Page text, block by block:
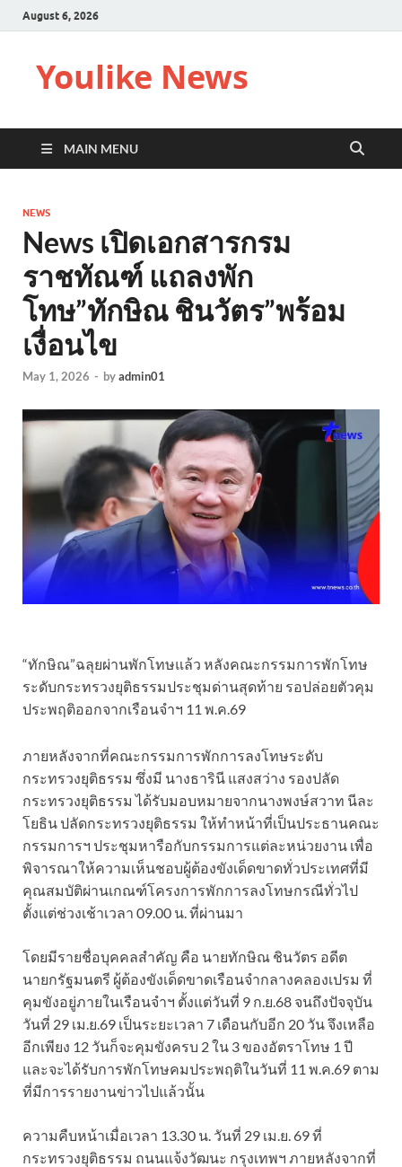
August 6, 2026
Youlike News
MAIN MENU
NEWS
News เปิดเอกสารกรม
ราชทัณฑ์ แถลงพัก
โทษ”ทักษิณ ชินวัตร”พร้อม
เงื่อนไข
May 1, 2026 - byadmin01
“ทักษิณ”ฉลุยผ่านพักโทษแล้ว หลังคณะกรรมการพักโทษ
ระดับกระทรวงยุติธรรมประชุมด่านสุดท้าย รอปล่อยตัวคุม
ประพฤติออกจากเรือนจำฯ 11 พ.ค.69
ภายหลังจากที่คณะกรรมการพักการลงโทษระดับ
กระทรวงยุติธรรม ซึ่งมี นางธารินี แสงสว่าง รองปลัด
กระทรวงยุติธรรม ได้รับมอบหมายจากนางพงษ์สวาท นีละ
โยธิน ปลัดกระทรวงยุติธรรม ให้ทำหน้าที่เป็นประธานคณะ
กรรมการฯ ประชุมหารือกับกรรมการแต่ละหน่วยงาน เพื่อ
พิจารณาให้ความเห็นชอบผู้ต้องขังเด็ดขาดทั่วประเทศที่มี
คุณสมบัติผ่านเกณฑ์โครงการพักการลงโทษกรณีทั่วไป
ตั้งแต่ช่วงเช้าเวลา 09.00 น. ที่ผ่านมา
โดยมีรายชื่อบุคคลสำคัญ คือ นายทักษิณ ชินวัตร อดีต
นายกรัฐมนตรี ผู้ต้องขังเด็ดขาดเรือนจำกลางคลองเปรม ที่
คุมขังอยู่ภายในเรือนจำฯ ตั้งแต่วันที่ 9 ก.ย.68 จนถึงปัจจุบัน
วันที่ 29 เม.ย.69 เป็นระยะเวลา 7 เดือนกับอีก 20 วัน จึงเหลือ
อีกเพียง 12 วันก็จะคุมขังครบ 2 ใน 3 ของอัตราโทษ 1 ปี
และจะได้รับการพักโทษคมประพฤติในวันที่ 11 พ.ค.69 ตาม
ที่มีการรายงานข่าวไปแล้วนั้น
ความคืบหน้าเมื่อเวลา 13.30 น. วันที่ 29 เม.ย. 69 ที่
กระทรวงยุติธรรม ถนนแจ้งวัฒนะ กรุงเทพฯ ภายหลังจากที่